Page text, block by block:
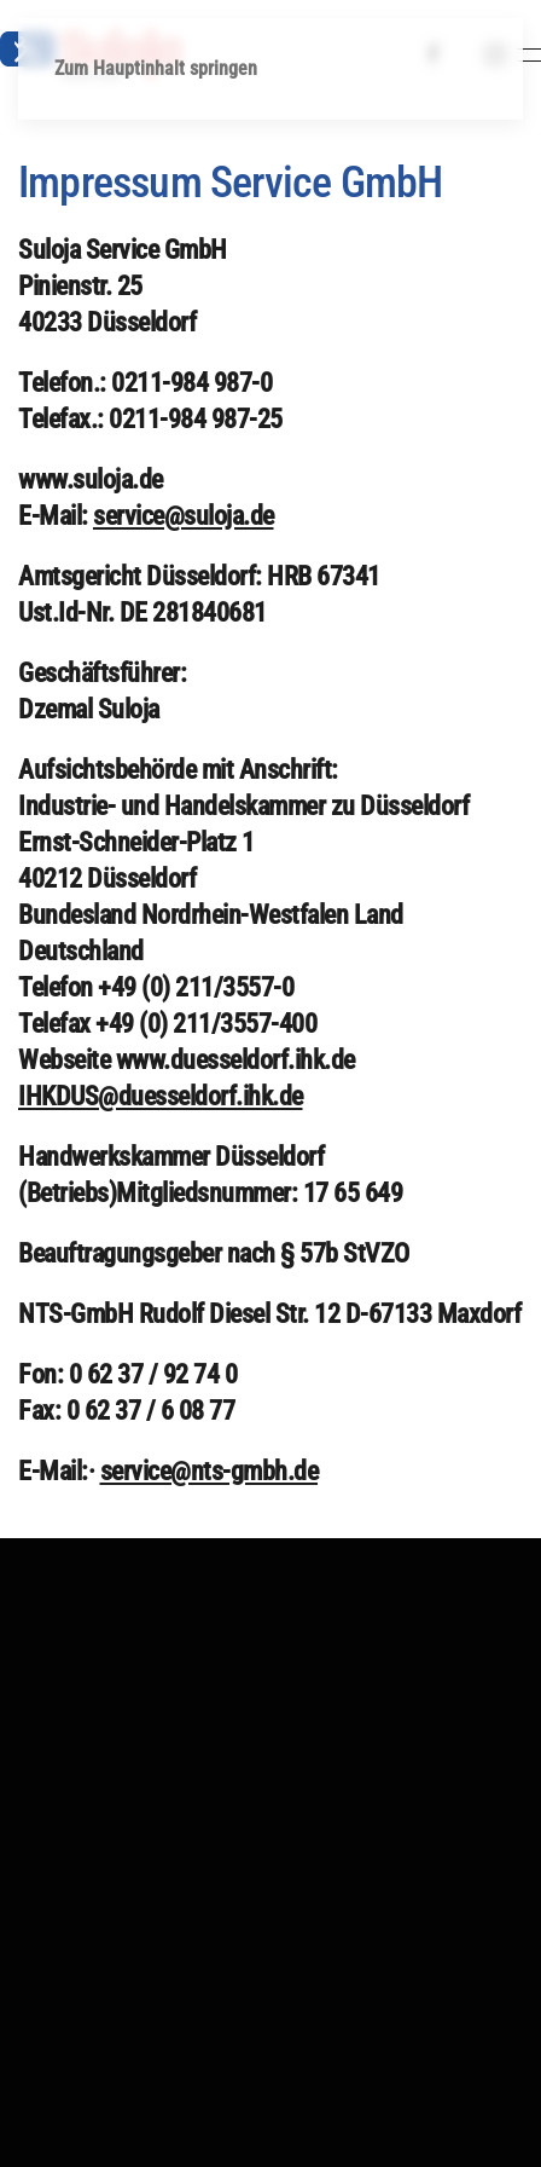
Zum Hauptinhalt springen
Impressum Service GmbH
Suloja Service GmbH
Pinienstr. 25
40233 Düsseldorf
Telefon.: 0211-984 987-0
Telefax.: 0211-984 987-25
www.suloja.de
E-Mail: service@suloja.de
Amtsgericht Düsseldorf: HRB 67341
Ust.Id-Nr. DE 281840681
Geschäftsführer:
Dzemal Suloja
Aufsichtsbehörde mit Anschrift:
Industrie- und Handelskammer zu Düsseldorf
Ernst-Schneider-Platz 1
40212 Düsseldorf
Bundesland Nordrhein-Westfalen Land
Deutschland
Telefon +49 (0) 211/3557-0
Telefax +49 (0) 211/3557-400
Webseite www.duesseldorf.ihk.de
IHKDUS@duesseldorf.ihk.de
Handwerkskammer Düsseldorf
(Betriebs)Mitgliedsnummer: 17 65 649
Beauftragungsgeber nach § 57b StVZO
NTS-GmbH Rudolf Diesel Str. 12 D-67133 Maxdorf
Fon: 0 62 37 / 92 74 0
Fax: 0 62 37 / 6 08 77
E-Mail:· service@nts-gmbh.de